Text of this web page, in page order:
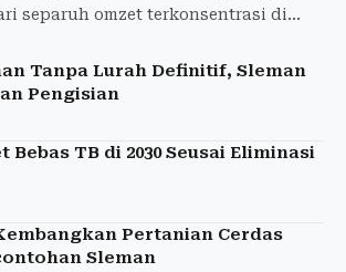
separuh omzet terkonsentrasi di
Tanpa Lurah Definitif, Sleman
Pengisian
Bebas TB di 2030 Seusai Eliminasi
Pertanian Cerdas
Sleman